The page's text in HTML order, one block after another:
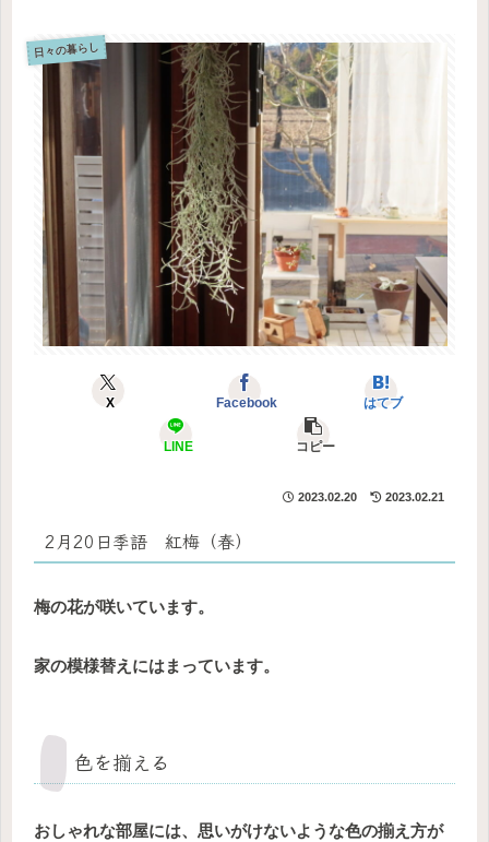
日々の暮らし
X Facebook はてブ
LINE コピー
2023.02.20 2023.02.21
2月20日季語 紅梅（春）
梅の花が咲いています。
家の模様替えにはまっています。
色を揃える
おしゃれな部屋には、思いがけないような色の揃え方が